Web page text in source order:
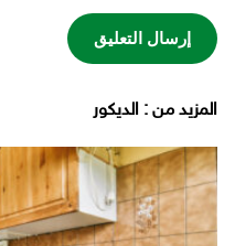
‫المزيد من ‬: الديكور